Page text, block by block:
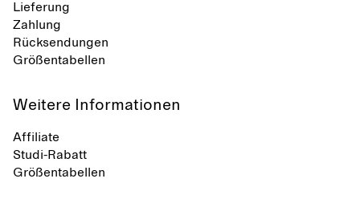
Lieferung
Zahlung
Rücksendungen
Größentabellen
Weitere Informationen
Affiliate
Studi-Rabatt
Größentabellen